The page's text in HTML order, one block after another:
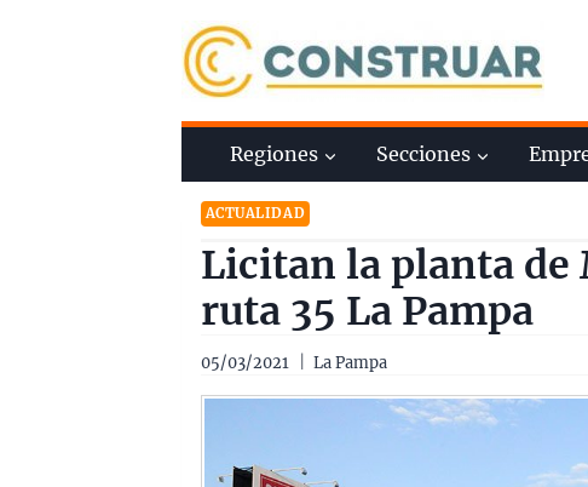
Regiones Secciones
ACTUALIDAD
Licitan la planta de
ruta 35 La Pampa
05/03/2021 La Pampa